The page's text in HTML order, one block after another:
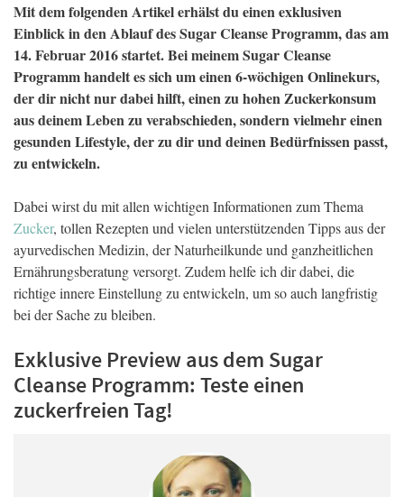
Mit dem folgenden Artikel erhälst du einen exklusiven
Einblick in den Ablauf des Sugar Cleanse Programm, das am
14. Februar 2016 startet. Bei meinem Sugar Cleanse
Programm handelt es sich um einen 6-wöchigen Onlinekurs,
der dir nicht nur dabei hilft, einen zu hohen Zuckerkonsum
aus deinem Leben zu verabschieden, sondern vielmehr einen
gesunden Lifestyle, der zu dir und deinen Bedürfnissen passt,
zu entwickeln.
Dabei wirst du mit allen wichtigen Informationen zum Thema
Zucker, tollen Rezepten und vielen unterstützenden Tipps aus der
ayurvedischen Medizin, der Naturheilkunde und ganzheitlichen
Ernährungsberatung versorgt. Zudem helfe ich dir dabei, die
richtige innere Einstellung zu entwickeln, um so auch langfristig
bei der Sache zu bleiben.
Exklusive Preview aus dem Sugar
Cleanse Programm: Teste einen
zuckerfreien Tag!